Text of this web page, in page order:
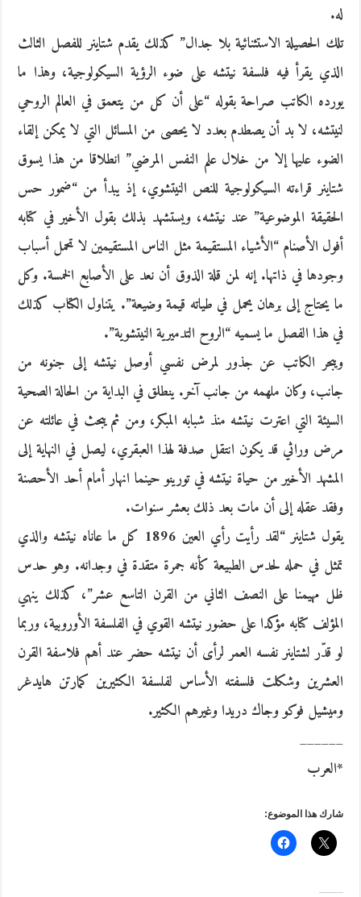
له.
تلك الحصيلة الاستثنائية بلا جدال” كذلك يقدم شتاينر للفصل الثالث
الذي يقرأ فيه فلسفة نيتشه على ضوء الرؤية السيكولوجية، وهذا ما
يورده الكاتب صراحة بقوله “على أن كل من يتعمق في العالم الروحي
لنيتشه، لا بد أن يصطدم بعدد لا يحصى من المسائل التي لا يمكن إلقاء
الضوء عليها إلا من خلال علم النفس المرضي” انطلاقا من هذا يسوق
شتاينر قراءته السيكولوجية للنص النيتشوي، إذ يبدأ من “ضمور حس
الحقيقة الموضوعية” عند نيتشه، ويستشهد بذلك بقول الأخير في كتابه
أفول الأصنام “الأشياء المستقيمة مثل الناس المستقيمين لا تحمل أسباب
وجودها في ذاتها. إنه لمن قلة الذوق أن نعد على الأصابع الخمسة. وكل
ما يحتاج إلى برهان يحمل في طياته قيمة وضيعة”. يتناول الكتاب كذلك
في هذا الفصل ما يسميه “الروح التدميرية النيتشوية”.
ويبحر الكاتب عن جذور لمرض نفسي أوصل نيتشه إلى جنونه من
جانب، وكان ملهمه من جانب آخر. ينطلق في البداية من الحالة الصحية
السيئة التي اعترت نيتشه منذ شبابه المبكر، ومن ثم يبحث في عائلته عن
مرض وراثي قد يكون انتقل صدفة لهذا العبقري، ليصل في النهاية إلى
المشهد الأخير من حياة نيتشه في تورينو حينما انهار أمام أحد الأحصنة
وفقد عقله إلى أن مات بعد ذلك بعشر سنوات.
يقول شتاينر “لقد رأيت رأي العين 1896 كل ما عاناه نيتشه والذي
تمثل في حمله لحدس الطبيعة كأنه جمرة متقدة في وجدانه. وهو حدس
ظل مهيمنا على النصف الثاني من القرن التاسع عشر”، كذلك ينهي
المؤلف كتابه مؤكدا على حضور نيتشه القوي في الفلسفة الأوروبية، وربما
لو قدّر لشتاينر نفسه العمر لرأى أن نيتشه حضر عند أهم فلاسفة القرن
العشرين وشكلت فلسفته الأساس لفلسفة الكثيرين كمارتن هايدغر
وميشيل فوكو وجاك دريدا وغيرهم الكثير.
______
*العرب
شارك هذا الموضوع: